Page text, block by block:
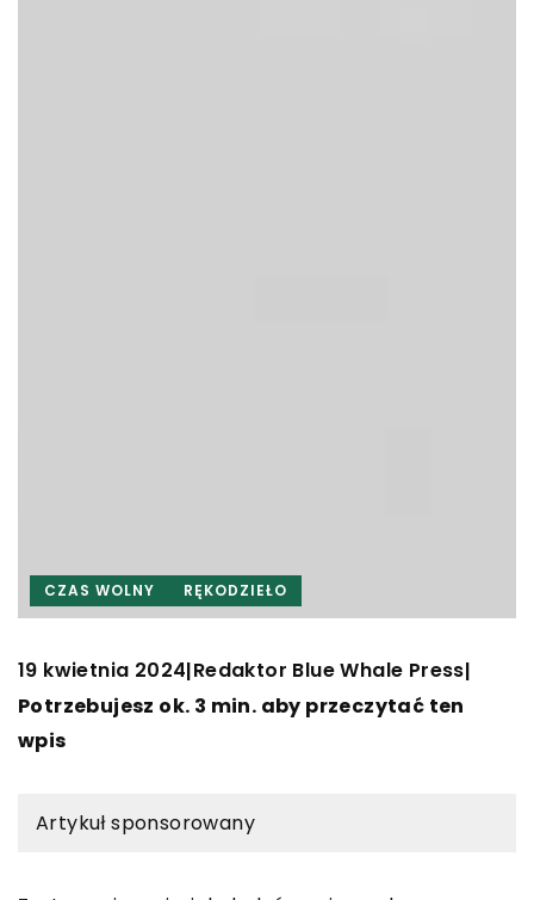
CZAS WOLNY RĘKODZIEŁO
19 kwietnia 2024|Redaktor Blue Whale Press|
Potrzebujesz ok. 3 min. aby przeczytać ten
wpis
Artykuł sponsorowany